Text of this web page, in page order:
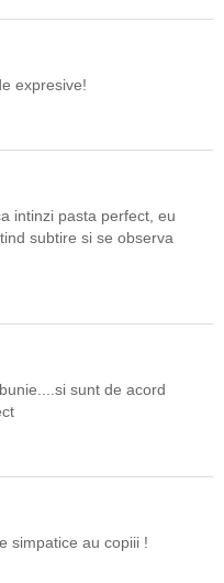
expresive!
intinzi pasta perfect, eu
subtire si se observa
sunt de acord
simpatice au copiii !